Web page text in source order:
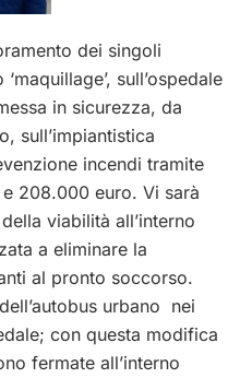
dei singoli
sull’ospedale
in sicurezza, da
sull’impiantistica
incendi tramite
208.000 euro. Vi sarà
viabilità all’interno
a eliminare la
al pronto soccorso.
urbano nei
con questa modifica
fermate all’interno